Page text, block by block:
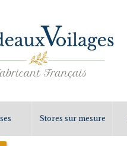
Stores sur mesure